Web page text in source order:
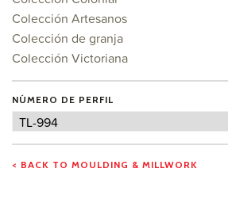
Colección Artesanos
Colección de granja
Colección Victoriana
NÚMERO DE PERFIL
Número
perfil
TL-994
< BACK TO MOULDING & MILLWORK